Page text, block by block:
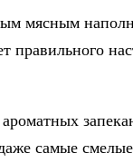
мясным
самые